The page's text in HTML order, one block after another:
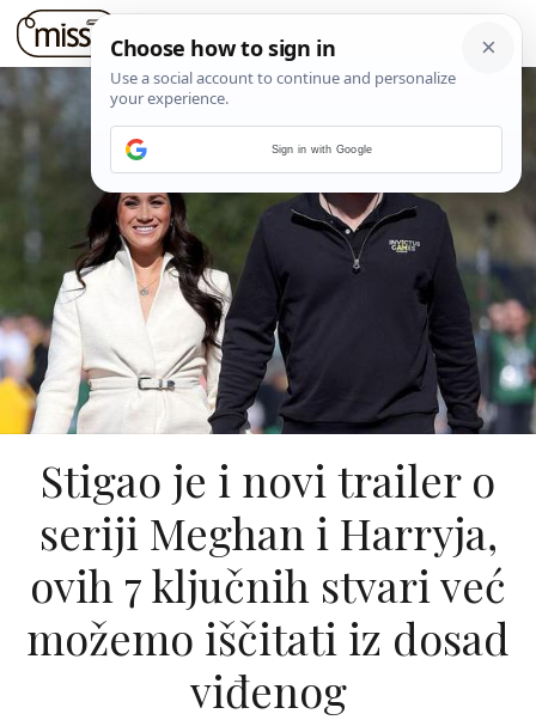
Stigao je i novi trailer o
seriji Meghan i Harryja,
ovih 7 ključnih stvari već
možemo iščitati iz dosad
viđenog
Sign in with Google